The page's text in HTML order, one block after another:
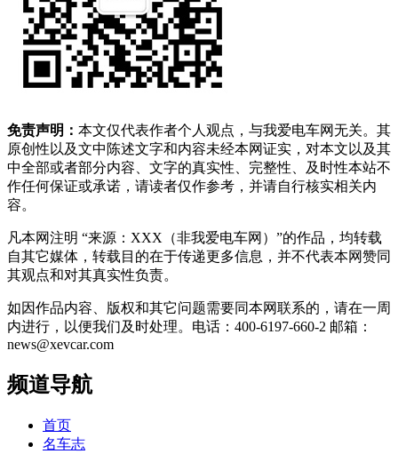
免责声明： 本文仅代表作者个人观点，与我爱电车网无关。其
原创性以及文中陈述文字和内容未经本网证实，对本文以及其
中全部或者部分内容、文字的真实性、完整性、及时性本站不
作任何保证或承诺，请读者仅作参考，并请自行核实相关内
容。
凡本网注明 “来源：XXX（非我爱电车网）”的作品，均转载
自其它媒体，转载目的在于传递更多信息，并不代表本网赞同
其观点和对其真实性负责。
如因作品内容、版权和其它问题需要同本网联系的，请在一周
内进行，以便我们及时处理。电话：400-6197-660-2 邮箱：
news@xevcar.com
频道导航
首页
名车志